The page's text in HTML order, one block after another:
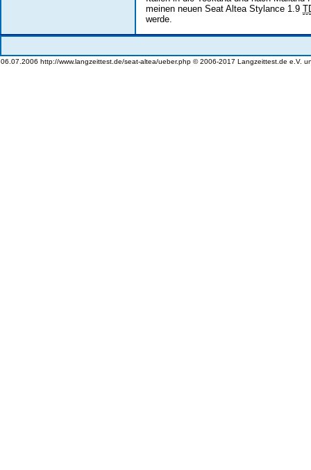
meinen neuen Seat Altea Stylance 1.9
werde.
06.07.2006 http://www.langzeittest.de/seat-altea/ueber.php © 2006-2017 Langzeittest.de e.V.